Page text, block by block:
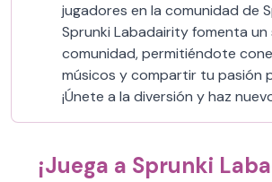
jugadores en la comunidad de
Sprunki Labadairity fomenta
comunidad, permitiéndote
músicos y compartir tu pasión
¡Únete a la diversión y haz
¡Juega a Sprunki